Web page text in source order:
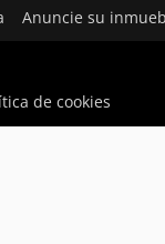
Anuncie su
de cookies